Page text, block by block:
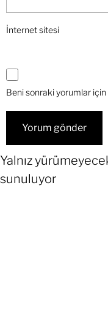
İnternet sitesi
Beni sonraki yorumlar
Yalnız
sunuluyor